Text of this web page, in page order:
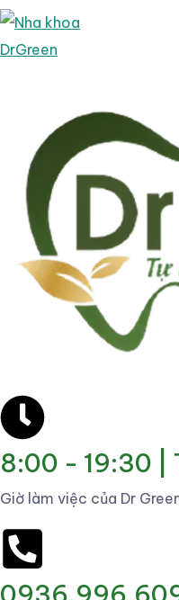
8:00 - 19:30 |
Giờ làm việc của Dr